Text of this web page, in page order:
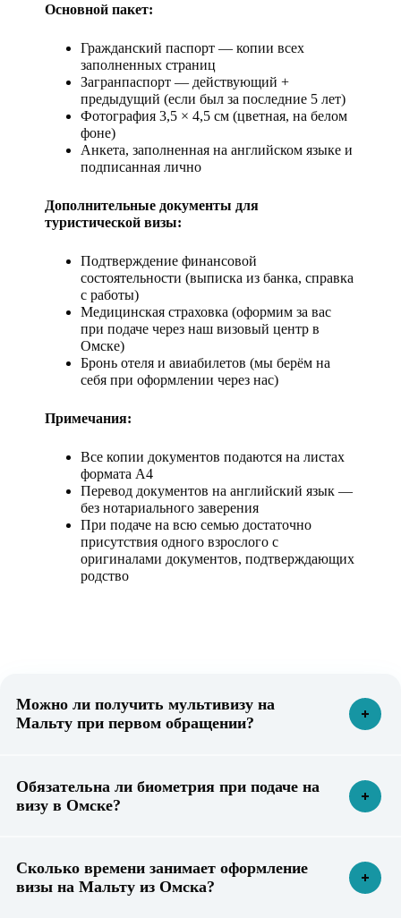
Основной пакет:
Гражданский паспорт — копии всех
заполненных страниц
Загранпаспорт — действующий +
предыдущий (если был за последние 5 лет)
Фотография 3,5 × 4,5 см (цветная, на белом
фоне)
Анкета, заполненная на английском языке и
подписанная лично
Дополнительные документы для
туристической визы:
Подтверждение финансовой
состоятельности (выписка из банка, справка
с работы)
Медицинская страховка (оформим за вас
при подаче через наш визовый центр в
Омске)
Бронь отеля и авиабилетов (мы берём на
себя при оформлении через нас)
Примечания:
Все копии документов подаются на листах
формата А4
Перевод документов на английский язык —
без нотариального заверения
При подаче на всю семью достаточно
присутствия одного взрослого с
оригиналами документов, подтверждающих
родство
Можно ли получить мультивизу на
Мальту при первом обращении?
Обязательна ли биометрия при подаче на
визу в Омске?
Сколько времени занимает оформление
визы на Мальту из Омска?